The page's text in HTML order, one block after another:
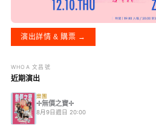
演出詳情 & 購票 →
WHOA 文昌號
近期演出
樂團
✢無價之寶✢
8月9日週日 20:00